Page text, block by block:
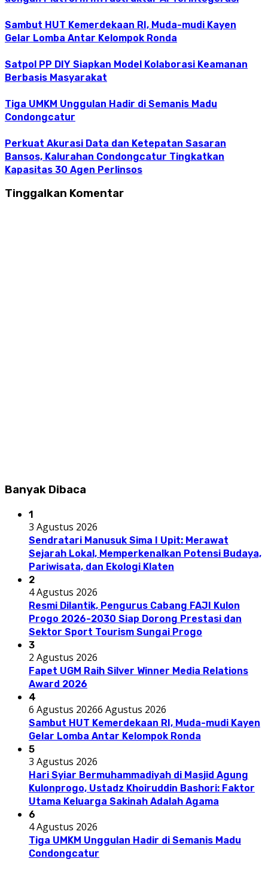
Sambut HUT Kemerdekaan RI, Muda-mudi Kayen
Gelar Lomba Antar Kelompok Ronda
Satpol PP DIY Siapkan Model Kolaborasi Keamanan
Berbasis Masyarakat
Tiga UMKM Unggulan Hadir di Semanis Madu
Condongcatur
Perkuat Akurasi Data dan Ketepatan Sasaran
Bansos, Kalurahan Condongcatur Tingkatkan
Kapasitas 30 Agen Perlinsos
Tinggalkan Komentar
Banyak Dibaca
1
3 Agustus 2026
Sendratari Manusuk Sima I Upit: Merawat
Sejarah Lokal, Memperkenalkan Potensi Budaya,
Pariwisata, dan Ekologi Klaten
2
4 Agustus 2026
Resmi Dilantik, Pengurus Cabang FAJI Kulon
Progo 2026-2030 Siap Dorong Prestasi dan
Sektor Sport Tourism Sungai Progo
3
2 Agustus 2026
Fapet UGM Raih Silver Winner Media Relations
Award 2026
4
6 Agustus 20266 Agustus 2026
Sambut HUT Kemerdekaan RI, Muda-mudi Kayen
Gelar Lomba Antar Kelompok Ronda
5
3 Agustus 2026
Hari Syiar Bermuhammadiyah di Masjid Agung
Kulonprogo, Ustadz Khoiruddin Bashori: Faktor
Utama Keluarga Sakinah Adalah Agama
6
4 Agustus 2026
Tiga UMKM Unggulan Hadir di Semanis Madu
Condongcatur